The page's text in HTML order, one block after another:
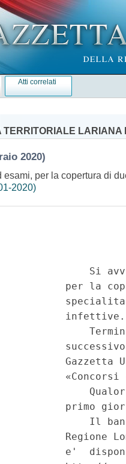
Atti correlati
LARIANA
2020)
per la copertura di
2020)